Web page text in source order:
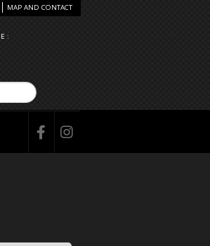
:
MAP AND CONTACT